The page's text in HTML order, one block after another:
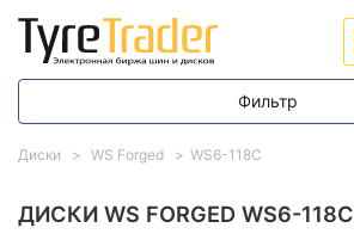
ДИСКИ WS FORGED WS6-118C
Диски WS Forged WS6-118C
Фильтр
Диапазон цен